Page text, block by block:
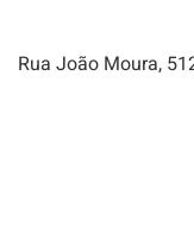
Rua João Moura,